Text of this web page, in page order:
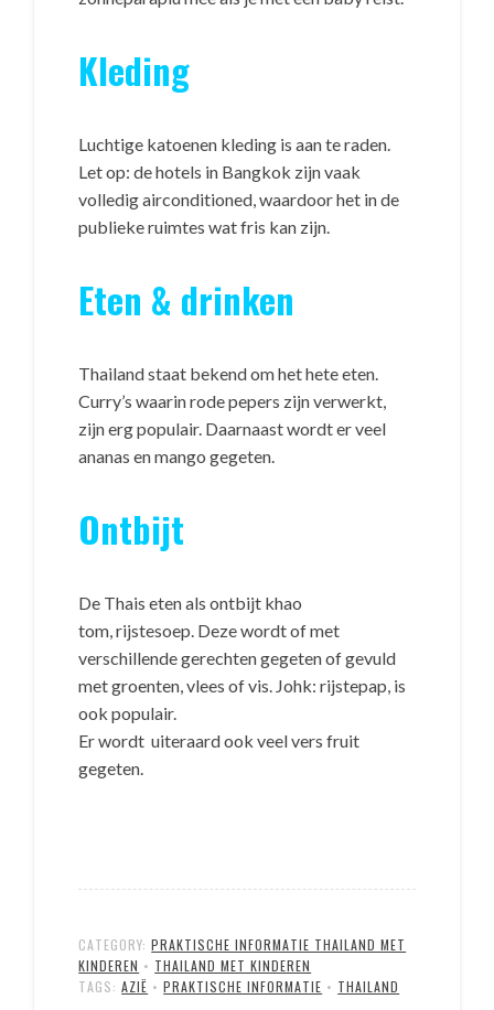
Kleding
Luchtige katoenen kleding is aan te raden.
Let op: de hotels in Bangkok zijn vaak
volledig airconditioned, waardoor het in de
publieke ruimtes wat fris kan zijn.
Eten & drinken
Thailand staat bekend om het hete eten.
Curry’s waarin rode pepers zijn verwerkt,
zijn erg populair. Daarnaast wordt er veel
ananas en mango gegeten.
Ontbijt
De Thais eten als ontbijt khao
tom, rijstesoep. Deze wordt of met
verschillende gerechten gegeten of gevuld
met groenten, vlees of vis. Johk: rijstepap, is
ook populair.
Er wordt uiteraard ook veel vers fruit
gegeten.
CATEGORY:PRAKTISCHE INFORMATIE THAILAND MET
KINDEREN • THAILAND MET KINDEREN
TAGS:AZIË •PRAKTISCHE INFORMATIE • THAILAND